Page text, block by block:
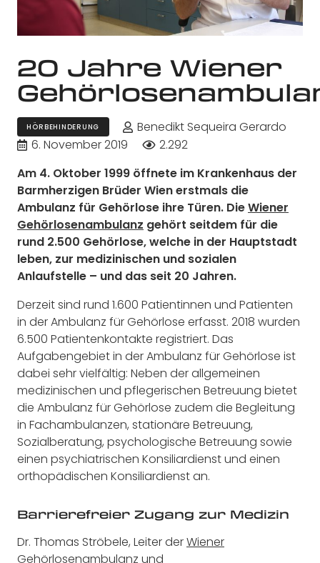
20 Jahre Wiener
HÖRBEHINDERUNG
Benedikt Sequeira Gerardo
6. November 2019
2.292
Am 4. Oktober 1999 öffnete im Krankenhaus der
Barmherzigen Brüder Wien erstmals die
Ambulanz für Gehörlose ihre Türen. DieWiener
Gehörlosenambulanz gehört seitdem für die
rund 2.500 Gehörlose, welche in der Hauptstadt
leben, zur medizinischen und sozialen
Anlaufstelle – und das seit 20 Jahren.
Derzeit sind rund 1.600 Patientinnen und Patienten
in der Ambulanz für Gehörlose erfasst. 2018 wurden
6.500 Patientenkontakte registriert. Das
Aufgabengebiet in der Ambulanz für Gehörlose ist
dabei sehr vielfältig: Neben der allgemeinen
medizinischen und pflegerischen Betreuung bietet
die Ambulanz für Gehörlose zudem die Begleitung
in Fachambulanzen, stationäre Betreuung,
Sozialberatung, psychologische Betreuung sowie
einen psychiatrischen Konsiliardienst und einen
orthopädischen Konsiliardienst an.
Barrierefreier Zugang zur Medizin
Dr. Thomas Ströbele, Leiter derWiener
Gehörlosenambulanz und